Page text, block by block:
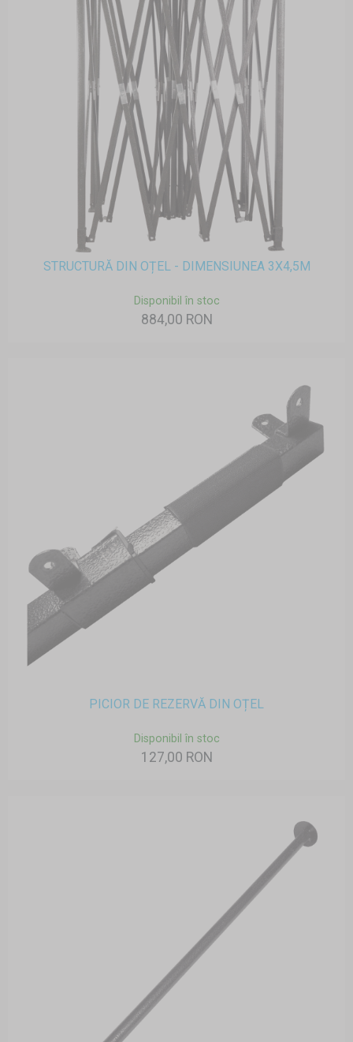
STRUCTURĂ DIN OȚEL - DIMENSIUNEA 3X4,5M
Disponibil în stoc
884,00 RON
PICIOR DE REZERVĂ DIN OȚEL
Disponibil în stoc
127,00 RON